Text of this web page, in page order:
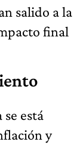
salido a la
final
está
y